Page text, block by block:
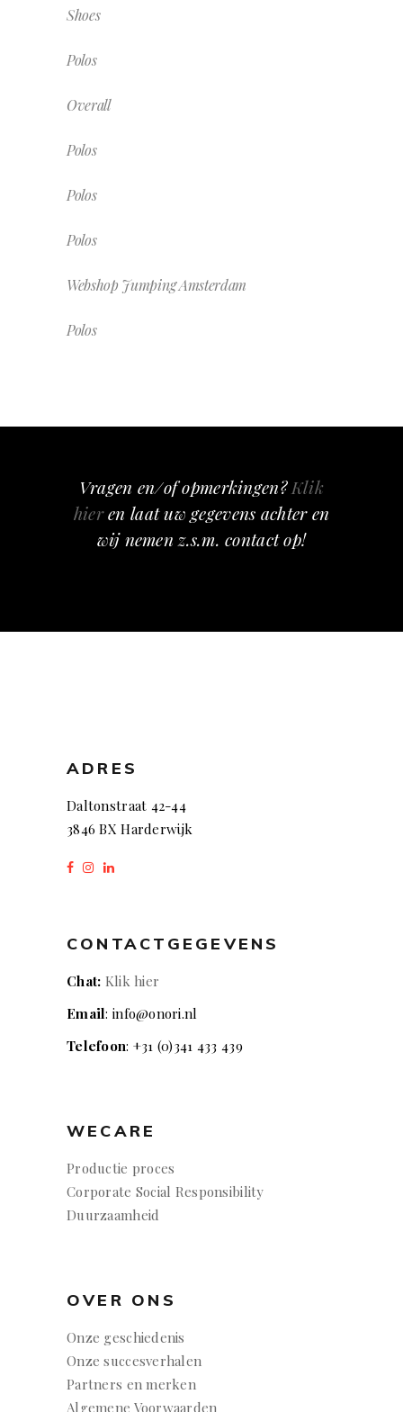
Shoes
Polos
Overall
Polos
Polos
Polos
Webshop Jumping Amsterdam
Polos
Vragen en/of opmerkingen?Klik
hieren laat uw gegevens achter en
wij nemen z.s.m. contact op!
ADRES
Daltonstraat 42-44
3846 BX Harderwijk
CONTACTGEGEVENS
Chat: Klik hier
Email: info@onori.nl
Telefoon: +31 (0)341 433 439
WECARE
Productie proces
Corporate Social Responsibility
Duurzaamheid
OVER ONS
Onze geschiedenis
Onze succesverhalen
Partners en merken
Algemene Voorwaarden